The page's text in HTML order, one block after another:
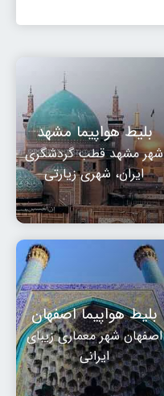
بلیط هواپیما مشهد
شهر مشهد قطب گردشگری
ایران، شهری زیارتی
بلیط هواپیما اصفهان
اصفهان شهر معماری زیبای
ایرانی